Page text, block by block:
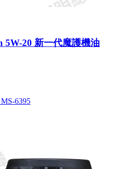
5W-20 新一代魔護機油
6395